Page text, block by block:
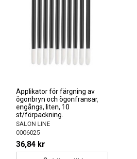
Applikator för färgning av
ögonbryn och ögonfransar,
engångs, liten, 10
st/förpackning.
SALON LINE
0006025
36,84 kr